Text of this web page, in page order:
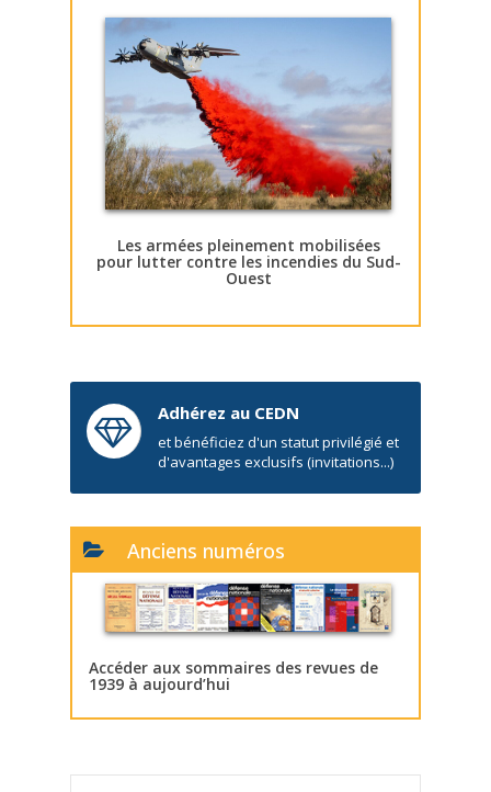
Les armées pleinement mobilisées
pour lutter contre les incendies du Sud-
Ouest
Adhérez au CEDN
et bénéficiez d'un statut privilégié et
d'avantages exclusifs (invitations...)
Anciens numéros
Accéder aux sommaires des revues de
1939 à aujourd’hui